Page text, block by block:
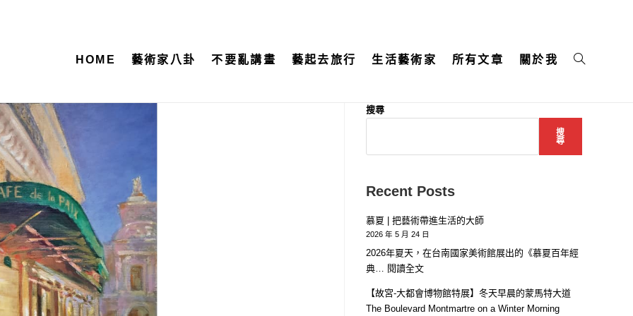
HOME 藝術家八卦 不要亂講畫 藝起去旅行 生活藝術家 所有文章 關於我
搜尋
搜
尋
Recent Posts
慕夏 | 把藝術帶進生活的大師
2026 年 5 月 24 日
2026年夏天，在台南國家美術館展出的《慕夏百年經
典… 閱讀全文:
夏
【故宮-大都會博物館特展】冬天早晨的蒙馬特大道
The Boulevard Montmartre on a Winter Morning